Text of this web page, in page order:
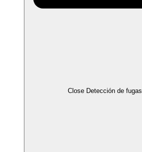
Close Detección de fugas